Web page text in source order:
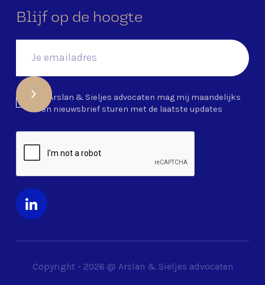
Blijf op de hoogte
Ja, Arslan & Sieljes advocaten mag mij maandelijks
een nieuwsbrief sturen met de laatste updates
Copyright - 2026 @ Arslan & Sieljes advocaten